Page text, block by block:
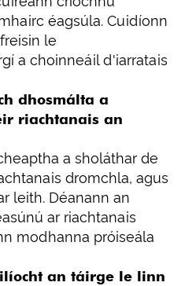
éagsúla. Cuidíonn
le
a choinneáil d'iarratais
dhosmálta a
riachtanais an
a sholáthar de
dromchla, agus
leith. Déanann an
ar riachtanais
modhanna próiseála
an táirge le linn